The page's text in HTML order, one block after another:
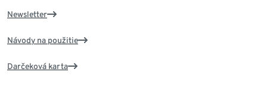
Newsletter
Návody na použitie
Darčeková karta